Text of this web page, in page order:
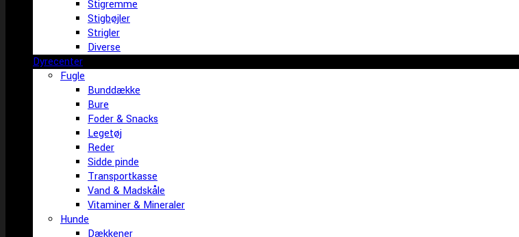
Stigremme
Stigbøjler
Strigler
Diverse
Dyrecenter
Fugle
Bunddække
Bure
Foder & Snacks
Legetøj
Reder
Sidde pinde
Transportkasse
Vand & Madskåle
Vitaminer & Mineraler
Hunde
Dækkener